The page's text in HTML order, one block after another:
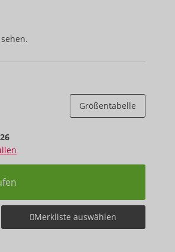
Größentabelle
26
Merkliste auswählen